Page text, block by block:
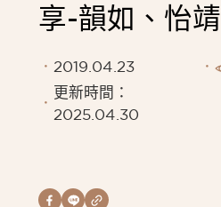
享-韻如、怡靖
2019.04.23
更新時間：
2025.04.30